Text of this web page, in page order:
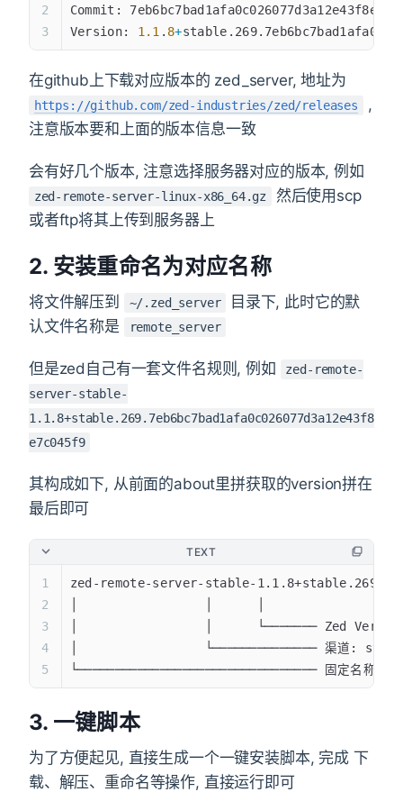
Commit : 7
Version: 1.1 . 8+stable .269.7
在github上下载对应版本的 zed_server, 地址为
https://github.com/zed-industries/zed/releases
,
注意版本要和上面的版本信息一致
会有好几个版本, 注意选择服务器对应的版本, 例如
zed-remote-server-linux-x86_64.gz
然后使用scp
或者ftp将其上传到服务器上
2. 安装重命名为对应名称
将文件解压到 ~/.zed_server
目录下, 此时它的默
认文件名称是
remote_server
但是zed自己有一套文件名规则, 例如
zed-remote-
server-stable-
1.1.8+stable.269.7eb6bc7bad1afa0c026077d3a12e43f8
e7c045f9
其构成如下, 从前面的about里拼获取的version拼在
最后即可
TEXT
zed-remote-server-stable-
│                 │      └─────── Zed
│                 └────────────── 渠道:
└──────────────────────────────── 固定名称
3. 一键脚本
为了方便起见, 直接生成一个一键安装脚本, 完成 下
载、解压、重命名等操作, 直接运行即可